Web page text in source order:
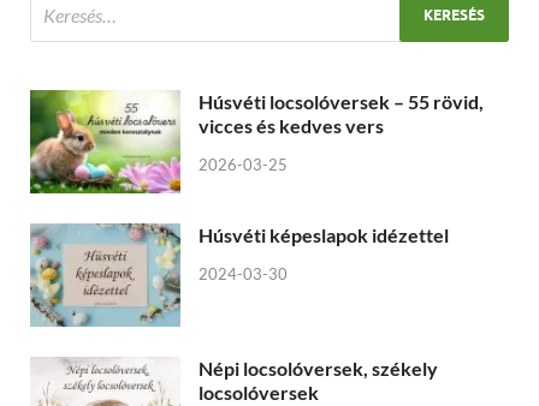
Húsvéti locsolóversek – 55 rövid,
vicces és kedves vers
2026-03-25
Húsvéti képeslapok idézettel
2024-03-30
Népi locsolóversek, székely
locsolóversek